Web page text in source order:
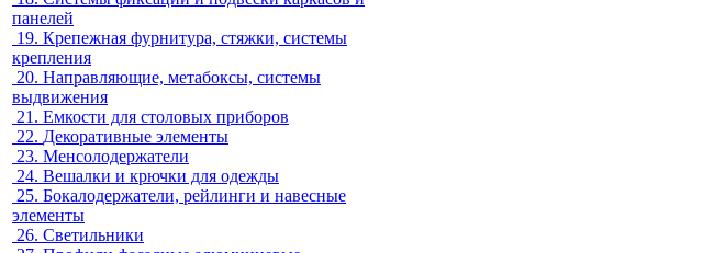
панелей
19. Крепежная фурнитура, стяжки, системы
крепления
20. Направляющие, метабоксы, системы
выдвижения
21. Емкости для столовых приборов
22. Декоративные элементы
23. Менсолодержатели
24. Вешалки и крючки для одежды
25. Бокалодержатели, рейлинги и навесные
элементы
26. Светильники